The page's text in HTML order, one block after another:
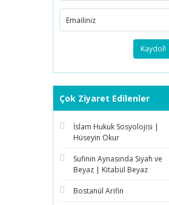
Kaydol!
Çok Ziyaret Edilenler
İslam Hukuk Sosyolojisi |
Hüseyin Okur
Sufinin Aynasında Siyah ve
Beyaz | Kitabül Beyaz
Bostanül Arifin